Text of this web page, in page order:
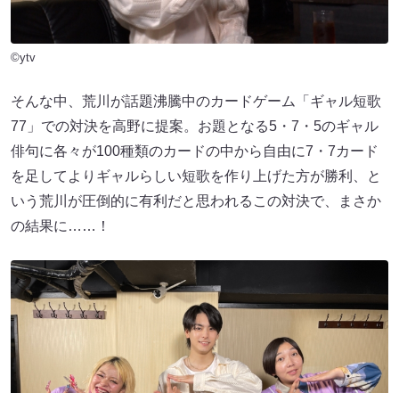
©ytv
そんな中、荒川が話題沸騰中のカードゲーム「ギャル短歌
77」での対決を高野に提案。お題となる5・7・5のギャル
俳句に各々が100種類のカードの中から自由に7・7カード
を足してよりギャルらしい短歌を作り上げた方が勝利、と
いう荒川が圧倒的に有利だと思われるこの対決で、まさか
の結果に……！